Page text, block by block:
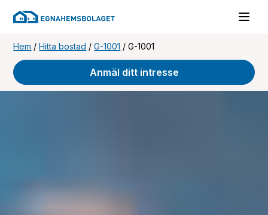
Hem /Hitta bostad /G-1001 /G-1001
Anmäl ditt intresse